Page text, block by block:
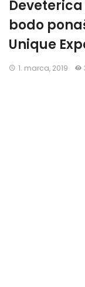
bodo
Unique
1. marca, 2019